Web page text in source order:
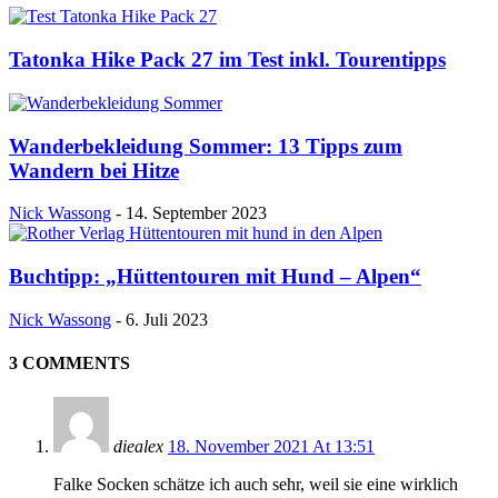
Tatonka Hike Pack 27 im Test inkl. Tourentipps
Wanderbekleidung Sommer: 13 Tipps zum
Wandern bei Hitze
Nick Wassong - 14. September 2023
Buchtipp: „Hüttentouren mit Hund – Alpen“
Nick Wassong - 6. Juli 2023
3 COMMENTS
diealex 18. November 2021 At 13:51
Falke Socken schätze ich auch sehr, weil sie eine wirklich